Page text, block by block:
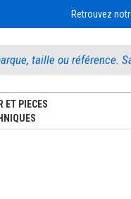
Retrouvez
ET PIECES